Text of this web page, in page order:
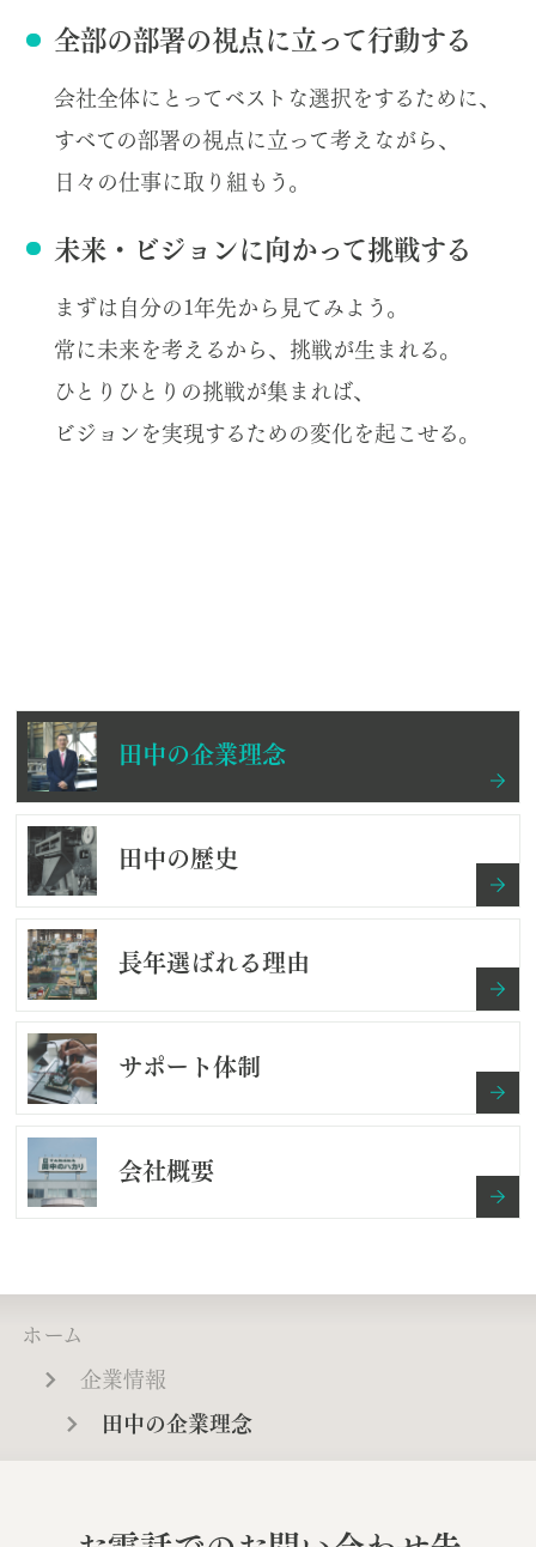
全部の部署の視点に立って行動する
会社全体にとってベストな選択をするために、
すべての部署の視点に立って考えながら、
日々の仕事に取り組もう。
未来・ビジョンに向かって挑戦する
まずは自分の1年先から見てみよう。
常に未来を考えるから、挑戦が生まれる。
ひとりひとりの挑戦が集まれば、
ビジョンを実現するための変化を起こせる。
田中の企業理念
田中の歴史
長年選ばれる理由
サポート体制
会社概要
ホーム
企業情報
田中の企業理念